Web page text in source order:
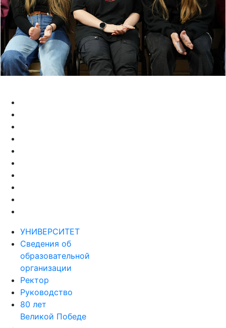
УНИВЕРСИТЕТ
Сведения об
образовательной
организации
Ректор
Руководство
80 лет
Великой Победе